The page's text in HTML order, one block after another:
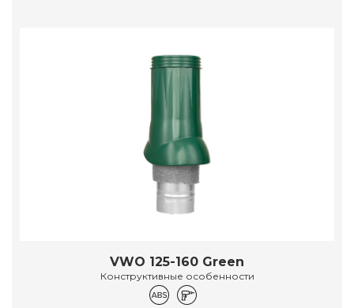
VWO 125-160 Green
Конструктивные особенности